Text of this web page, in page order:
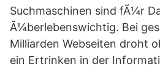
Suchmaschinen sind fÃ¼r
Ã¼berlebenswichtig. Bei
Milliarden Webseiten droht
ein Ertrinken in der